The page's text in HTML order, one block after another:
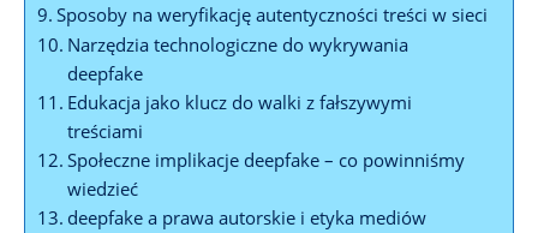
Sposoby na weryfikację autentyczności treści w sieci
Narzędzia technologiczne do wykrywania‌
deepfake
Edukacja jako⁤ klucz do walki z fałszywymi
⁤treściami
Społeczne implikacje deepfake – co powinniśmy
wiedzieć
deepfake a prawa autorskie i ​etyka⁤ mediów